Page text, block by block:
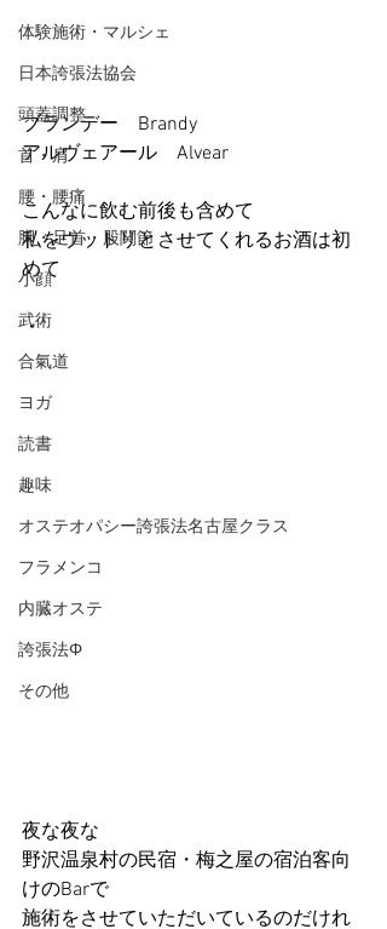
体験施術・マルシェ
日本誇張法協会
頭蓋調整
首・肩
腰・腰痛
脚・足首・股関節
小顔
武術
合氣道
ヨガ
読書
趣味
オステオパシー誇張法名古屋クラス
フラメンコ
内臓オステ
誇張法Φ
その他
ブランデー　Brandy
アルヴェアール　Alvear
こんなに飲む前後も含めて
私をウットリとさせてくれるお酒は初
めて
・
夜な夜な
野沢温泉村の民宿・梅之屋の宿泊客向
けのBarで
施術をさせていただいているのだけれ